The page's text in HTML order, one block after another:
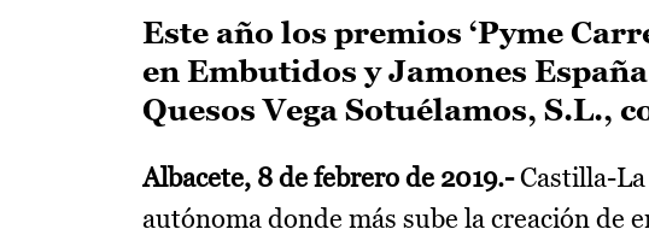
Este año los premios ‘Pyme
en Embutidos y Jamones
Quesos Vega Sotuélamos, S.L.,
Albacete, 8 de febrero de 2019.-Castilla-La
autónoma donde más sube la creación de